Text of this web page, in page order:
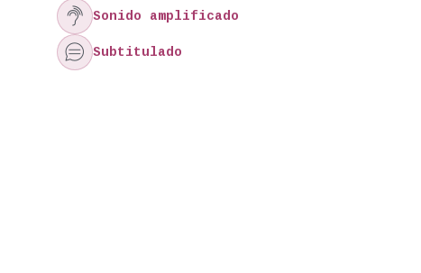
 Sonido amplificado
 Subtitulado